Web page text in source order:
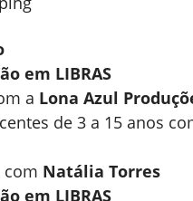
em LIBRAS
a Lona Azul
de 3 a 15 anos
com Natália Torres
em LIBRAS